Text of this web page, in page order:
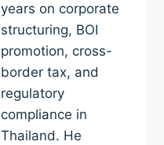
years on corporate
structuring, BOI
promotion, cross-
border tax, and
regulatory
compliance in
Thailand. He